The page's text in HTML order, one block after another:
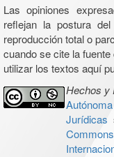
Las opiniones
reflejan la postura
reproducción total o
cuando se cite la
utilizar los textos aquí
Hechos y
Jurídicas